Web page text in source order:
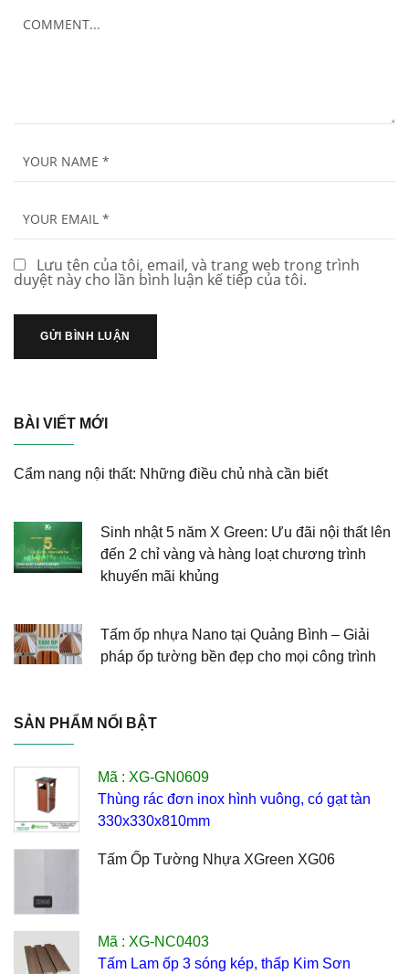
Lưu tên của tôi, email, và trang web trong trình
duyệt này cho lần bình luận kế tiếp của tôi.
BÀI VIẾT MỚI
Cẩm nang nội thất: Những điều chủ nhà cần biết
Sinh nhật 5 năm X Green: Ưu đãi nội thất lên
đến 2 chỉ vàng và hàng loạt chương trình
khuyến mãi khủng
Tấm ốp nhựa Nano tại Quảng Bình – Giải
pháp ốp tường bền đẹp cho mọi công trình
SẢN PHẨM NỔI BẬT
Mã : XG-GN0609
Thùng rác đơn inox hình vuông, có gạt tàn
330x330x810mm
Tấm Ốp Tường Nhựa XGreen XG06
Mã : XG-NC0403
Tấm Lam ốp 3 sóng kép, thấp Kim Sơn